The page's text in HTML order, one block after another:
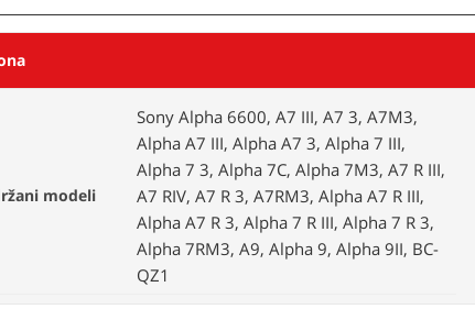
modeli
Sony Alpha 6600, A7 III, A7 3, A7M3,
Alpha A7 III, Alpha A7 3, Alpha 7 III,
Alpha 7 3, Alpha 7C, Alpha 7M3, A7 R III,
A7 RIV, A7 R 3, A7RM3, Alpha A7 R III,
Alpha A7 R 3, Alpha 7 R III, Alpha 7 R 3,
Alpha 7RM3, A9, Alpha 9, Alpha 9II, BC-
QZ1